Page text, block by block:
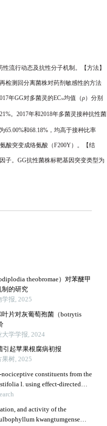
性流行动态及抗性分子机制。 【方法】
检测回分离菌株对药剂敏感性的方法
年GG对多菌灵的EC50均值（ρ）分别
。 2017年和2018年多菌灵接种抗性菌
65.00%和68.18% ，均高于接种比率
酸突变成络氨酸 （F200Y）。【结
子。 GG抗性菌株标靶基因突变类型为